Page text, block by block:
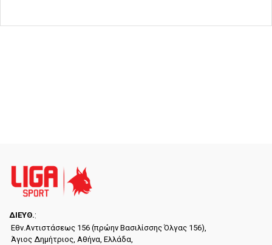
ΔΙΕYΘ.:
Εθν.Αντιστάσεως 156 (πρώην Βασιλίσσης Όλγας 156),
Άγιος Δημήτριος, Αθήνα, Ελλάδα,